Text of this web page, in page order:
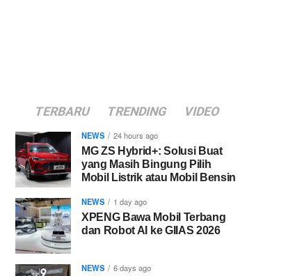
TERBARU TRENDING VIDEO
NEWS 24 hours ago
MG ZS Hybrid+: Solusi Buat
yang Masih Bingung Pilih
Mobil Listrik atau Mobil Bensin
NEWS 1 day ago
XPENG Bawa Mobil Terbang
dan Robot AI ke GIIAS 2026
NEWS 6 days ago